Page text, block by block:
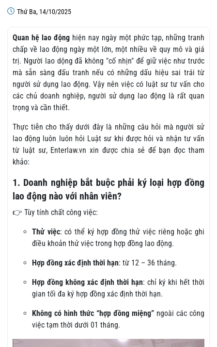
Thứ Ba, 14/10/2025
Quan hệ lao động hiện nay ngày một phức tạp, những tranh
chấp về lao động ngày một lớn, một nhiều về quy mô và giá
trị. Người lao dộng đã không "cố nhịn" để giữ việc như trước
mà sẵn sàng đấu tranh nếu có những dấu hiệu sai trái từ
người sử dụng lao động. Vậy nên việc có luật sư tư vấn cho
các chủ doanh nghiệp, người sử dụng lao động là rất quan
trọng và cần thiết.
Thực tiễn cho thấy dưới đây là những câu hỏi mà người sử
lao động luôn luôn hỏi Luật sư khi được hỏi và nhận tư vấn
từ luật sư, Enterlaw.vn xin được chia sẻ để bạn đọc tham
khảo:
1. Doanh nghiệp bắt buộc phải ký loại hợp đồng
lao động nào với nhân viên?
👉 Tùy tính chất công việc:
Thử việc: có thể ký hợp đồng thử việc riêng hoặc ghi
điều khoản thử việc trong hợp đồng lao động.
Hợp đồng xác định thời hạn: từ 12 – 36 tháng.
Hợp đồng không xác định thời hạn: chỉ ký khi hết thời
gian tối đa ký hợp đồng xác định thời hạn.
Không có hình thức “hợp đồng miệng” ngoài các công
việc tạm thời dưới 01 tháng.